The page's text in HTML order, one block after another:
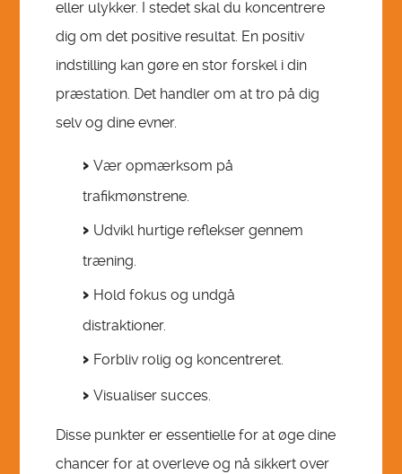
eller ulykker. I stedet skal du koncentrere
dig om det positive resultat. En positiv
indstilling kan gøre en stor forskel i din
præstation. Det handler om at tro på dig
selv og dine evner.
Vær opmærksom på
trafikmønstrene.
Udvikl hurtige reflekser gennem
træning.
Hold fokus og undgå
distraktioner.
Forbliv rolig og koncentreret.
Visualiser succes.
Disse punkter er essentielle for at øge dine
chancer for at overleve og nå sikkert over